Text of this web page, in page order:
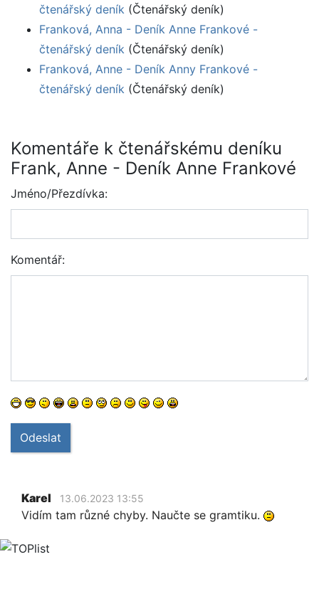
čtenářský deník (Čtenářský deník)
Franková, Anna - Deník Anne Frankové -
čtenářský deník (Čtenářský deník)
Franková, Anne - Deník Anny Frankové -
čtenářský deník (Čtenářský deník)
Komentáře k čtenářskému deníku
Frank, Anne - Deník Anne Frankové
Jméno/Přezdívka:
Komentář:
Odeslat
Karel 13.06.2023 13:55
Vidím tam různé chyby. Naučte se gramtiku.